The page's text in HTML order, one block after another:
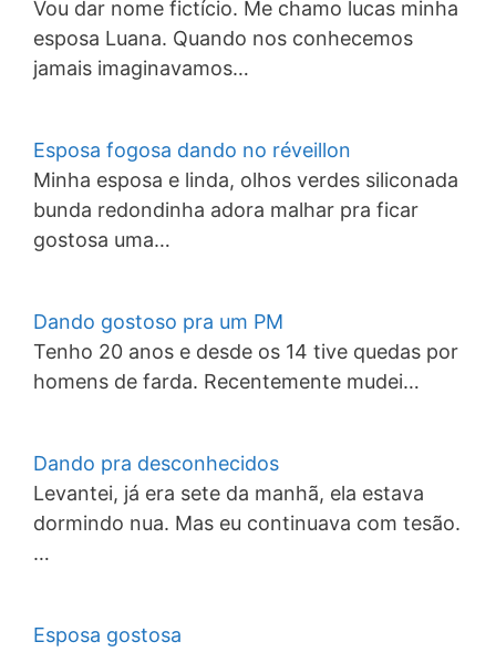
Vou dar nome fictício. Me chamo lucas minha
esposa Luana. Quando nos conhecemos
jamais imaginavamos…
Esposa fogosa dando no réveillon
Minha esposa e linda, olhos verdes siliconada
bunda redondinha adora malhar pra ficar
gostosa uma…
Dando gostoso pra um PM
Tenho 20 anos e desde os 14 tive quedas por
homens de farda. Recentemente mudei…
Dando pra desconhecidos
Levantei, já era sete da manhã, ela estava
dormindo nua. Mas eu continuava com tesão.
…
Esposa gostosa